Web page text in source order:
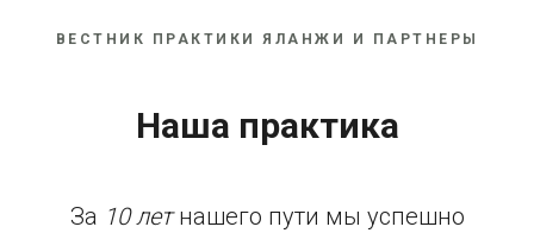
ВЕСТНИК ПРАКТИКИ ЯЛАНЖИ И ПАРТНЕРЫ
Наша практика
За 10 летнашего пути мы успешно